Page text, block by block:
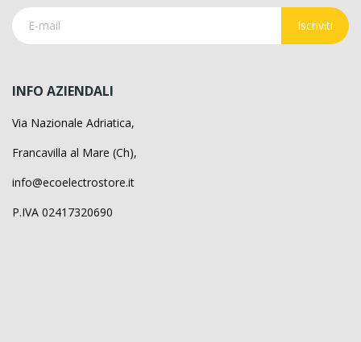
Iscriviti
INFO AZIENDALI
Via Nazionale Adriatica,
Francavilla al Mare (Ch),
info@ecoelectrostore.it
P.IVA 02417320690